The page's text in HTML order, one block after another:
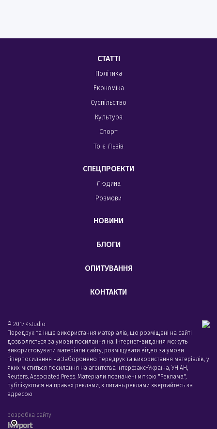
СТАТТІ
Політика
Економіка
Суспільство
Культура
Спорт
То є Львів
СПЕЦПРОЕКТИ
Людина
Розмови
НОВИНИ
БЛОГИ
ОПИТУВАННЯ
КОНТАКТИ
© 2017 4studio
Передрук та інше використання матеріалів, що розміщені на сайті
дозволяється за умови посилання на. Інтернет-видання можуть
використовувати матеріали сайту, розміщувати відео за умови
гіперпосилання на Заборонено передрук та використання матеріалів, у
яких міститься посилання на агентства Iнтерфакс-Україна, УНIАН,
Reuters, Associated Press. Матеріали позначені міткою "Реклама",
публікуються на правах реклами, з питань реклами звертайтесь за
адресою
розробка сайту